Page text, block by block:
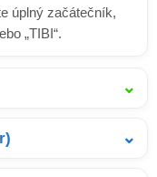
úplný začátečník,
„TIBI“.
⌄
⌄